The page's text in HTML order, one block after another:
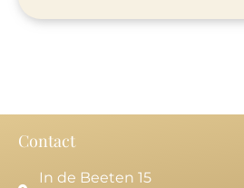
Contact
In de Beeten 15